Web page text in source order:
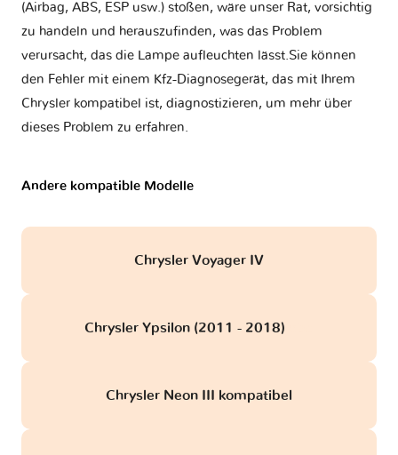
(Airbag, ABS, ESP usw.) stoßen, wäre unser Rat, vorsichtig
zu handeln und herauszufinden, was das Problem
verursacht, das die Lampe aufleuchten lässt.Sie können
den Fehler mit einem Kfz-Diagnosegerät, das mit Ihrem
Chrysler kompatibel ist, diagnostizieren, um mehr über
dieses Problem zu erfahren.
Andere kompatible Modelle
Chrysler Voyager IV
Chrysler Ypsilon (2011 - 2018)
Chrysler Neon III kompatibel